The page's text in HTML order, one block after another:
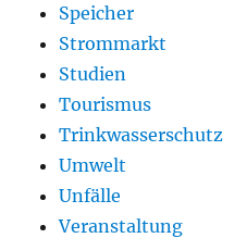
Speicher
Strommarkt
Studien
Tourismus
Trinkwasserschutz
Umwelt
Unfälle
Veranstaltung